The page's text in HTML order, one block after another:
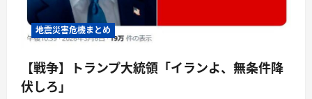
地震災害危機まとめ
【戦争】トランプ大統領「イランよ、無条件降
伏しろ」